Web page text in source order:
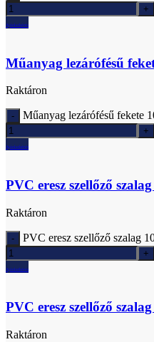
Ajánlatkérés
Műanyag lezárófésű
Raktáron
Műanyag lezárófésű fekete
Ajánlatkérés
PVC eresz szellőző
Raktáron
PVC eresz szellőző szalag
Ajánlatkérés
PVC eresz szellőző
Raktáron